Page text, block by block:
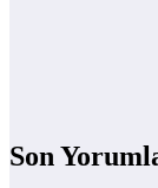
Son